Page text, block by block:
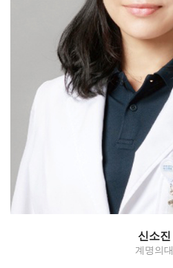
신소진
계명의대